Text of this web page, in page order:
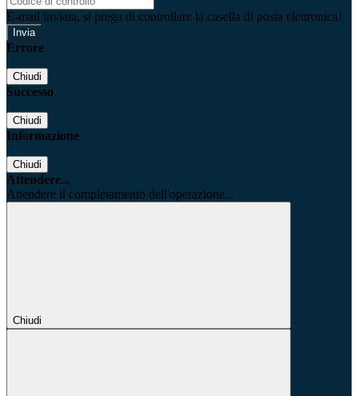
E-mail inviata, si prega di controllare la casella di posta elettronica!
Errore
Chiudi
Successo
Chiudi
Informazione
Chiudi
Attendere...
Attendere il completamento dell'operazione...
Chiudi